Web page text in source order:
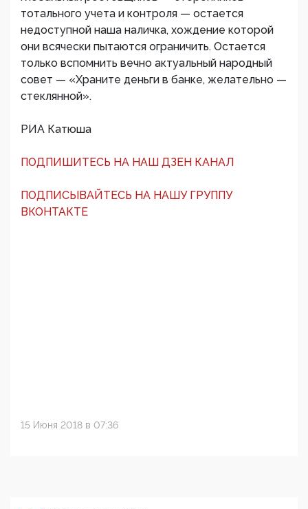
тотального учета и контроля — остается
недоступной наша наличка, хождение которой
они всячески пытаются ограничить. Остается
только вспомнить вечно актуальный народный
совет — «Храните деньги в банке, желательно —
стеклянной».
РИА Катюша
ПОДПИШИТЕСЬ НА НАШ ДЗЕН КАНАЛ
ПОДПИСЫВАЙТЕСЬ НА НАШУ ГРУППУ
ВКОНТАКТЕ
15 Июня 2018 в 07:36